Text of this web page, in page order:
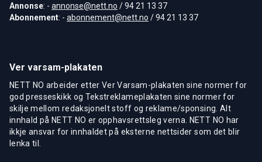
Annonse: - annonse@nett.no / 94 21 13 37
Abonnement: - abonnement@nett.no / 94 21 13 37
Ver varsam-plakaten
NETT NO arbeider etter Ver Varsam-plakaten sine normer for
god presseskikk og Tekstreklameplakaten sine normer for
skilje mellom redaksjonelt stoff og reklame/sponsing. Alt
innhald på NETT NO er opphavsrettsleg verna. NETT NO har
ikkje ansvar for innhaldet på eksterne nettsider som det blir
lenka til.